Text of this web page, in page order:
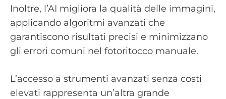
Inoltre, l’AI migliora la qualità delle immagini,
applicando algoritmi avanzati che
garantiscono risultati precisi e minimizzano
gli errori comuni nel fotoritocco manuale.
L’accesso a strumenti avanzati senza costi
elevati rappresenta un’altra grande